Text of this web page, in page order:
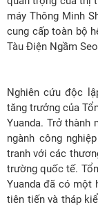
máy Thông Minh
cung cấp toàn bộ
Tàu Điện Ngầm
Nghiên cứu độc
tăng trưởng của
Yuanda. Trở thành
ngành công
tranh với các
trường quốc tế.
Yuanda đã có một
tiên tiến và tháp